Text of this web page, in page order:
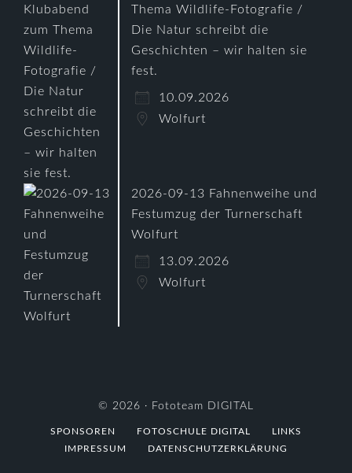
Thema Wildlife-Fotografie /
Die Natur schreibt die
Geschichten – wir halten sie
fest.
10.09.2026
Wolfurt
2026-09-13 Fahnenweihe und
Festumzug der Turnerschaft
Wolfurt
13.09.2026
Wolfurt
© 2026 · Fototeam DIGITAL
SPONSOREN FOTOSCHULE DIGITAL
LINKS
IMPRESSUM
DATENSCHUTZERKLÄRUNG